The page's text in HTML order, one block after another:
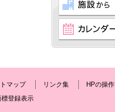
マップ リンク集
HPの操作
標登録表示